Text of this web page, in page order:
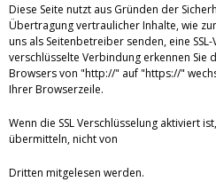
Diese Seite nutzt aus Gründen der
Übertragung vertraulicher Inhalte, wie
uns als Seitenbetreiber senden, eine SSL-
verschlüsselte Verbindung erkennen Sie
Browsers von "http://" auf "https://"
Ihrer Browserzeile.
Wenn die SSL Verschlüsselung aktiviert
übermitteln, nicht von
Dritten mitgelesen werden.